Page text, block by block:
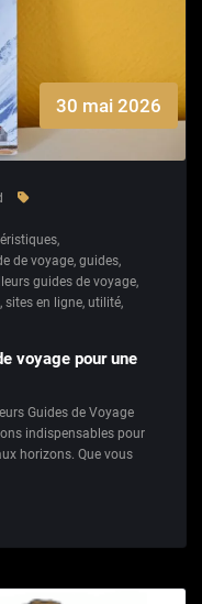
30 mai 2026
,
de voyage, guides,
guides de voyage,
, sites en ligne, utilité,
voyage pour une
Guides de Voyage
indispensables pour
horizons. Que vous